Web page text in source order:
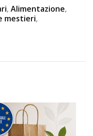
,Alimentazione,
mestieri,